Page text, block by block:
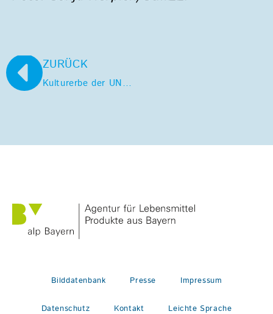
ZURÜCK
Kulturerbe der UNESCO!
Bilddatenbank Presse Impressum
Datenschutz Kontakt Leichte Sprache